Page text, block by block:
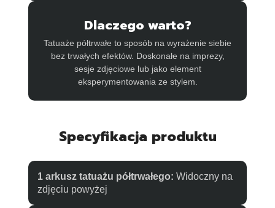
Dlaczego warto?
Tatuaże półtrwałe to sposób na wyrażenie siebie
bez trwałych efektów. Doskonałe na imprezy,
sesje zdjęciowe lub jako element
eksperymentowania ze stylem.
Specyfikacja produktu
1 arkusz tatuażu półtrwałego: Widoczny na
zdjęciu powyżej